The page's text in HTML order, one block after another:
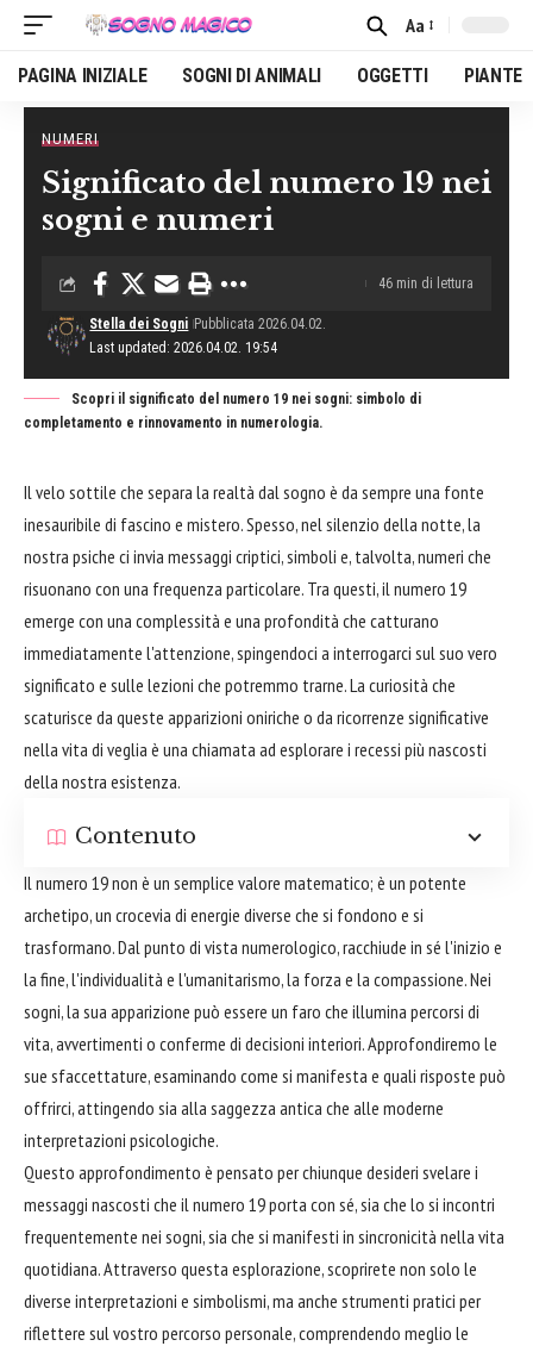
Font
Resizer
Aa
PAGINA INIZIALE SOGNI DI ANIMALI OGGETTI PIANTE
Home»Numeri
NUMERI
Significato del numero 19 nei
sogni e numeri
Last updated: 2026.04.02. 19:54
Stella dei Sogni Pubblicata 2026.04.02.
46 min di lettura
Scopri il significato del numero 19 nei sogni: simbolo di
completamento e rinnovamento in numerologia.
Il velo sottile che separa la realtà dal sogno è da sempre una fonte
inesauribile di fascino e mistero. Spesso, nel silenzio della notte, la
nostra psiche ci invia messaggi criptici, simboli e, talvolta, numeri che
risuonano con una frequenza particolare. Tra questi, il numero 19
emerge con una complessità e una profondità che catturano
immediatamente l'attenzione, spingendoci a interrogarci sul suo vero
significato e sulle lezioni che potremmo trarne. La curiosità che
scaturisce da queste apparizioni oniriche o da ricorrenze significative
nella vita di veglia è una chiamata ad esplorare i recessi più nascosti
della nostra esistenza.
Contenuto
Il numero 19 non è un semplice valore matematico; è un potente
archetipo, un crocevia di energie diverse che si fondono e si
trasformano. Dal punto di vista numerologico, racchiude in sé l'inizio e
la fine, l'individualità e l'umanitarismo, la forza e la compassione. Nei
sogni, la sua apparizione può essere un faro che illumina percorsi di
vita, avvertimenti o conferme di decisioni interiori. Approfondiremo le
sue sfaccettature, esaminando come si manifesta e quali risposte può
offrirci, attingendo sia alla saggezza antica che alle moderne
interpretazioni psicologiche.
Questo approfondimento è pensato per chiunque desideri svelare i
messaggi nascosti che il numero 19 porta con sé, sia che lo si incontri
frequentemente nei sogni, sia che si manifesti in sincronicità nella vita
quotidiana. Attraverso questa esplorazione, scoprirete non solo le
diverse interpretazioni e simbolismi, ma anche strumenti pratici per
riflettere sul vostro percorso personale, comprendendo meglio le